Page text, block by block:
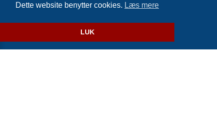
Dette website benytter cookies. Læs mere
LUK